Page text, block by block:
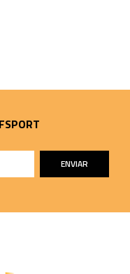
ENVIAR